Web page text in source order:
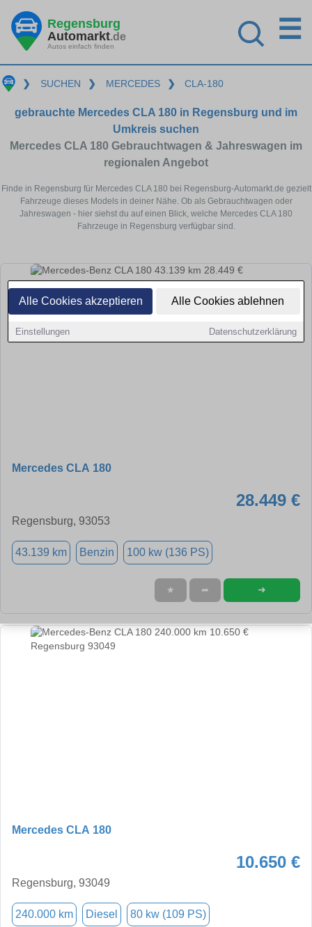
Alle Cookies akzeptieren Alle Cookies ablehnen
Einstellungen Datenschutzerklärung
Regensburg
Automarkt.de
Autos einfach finden
☰
❯ SUCHEN ❯ MERCEDES ❯ CLA-180
gebrauchte Mercedes CLA 180 in Regensburg und im
Umkreis suchen
Mercedes CLA 180 Gebrauchtwagen & Jahreswagen im
regionalen Angebot
Finde in Regensburg für Mercedes CLA 180 bei Regensburg-Automarkt.de gezielt
Fahrzeuge dieses Models in deiner Nähe. Ob als Gebrauchtwagen oder
Jahreswagen - hier siehst du auf einen Blick, welche Mercedes CLA 180
Fahrzeuge in Regensburg verfügbar sind.
Mercedes CLA 180
28.449 €
Regensburg, 93053
43.139 km Benzin 100 kw (136 PS)
★ ➦ ➜
Mercedes CLA 180
10.650 €
Regensburg, 93049
240.000 km Diesel 80 kw (109 PS)